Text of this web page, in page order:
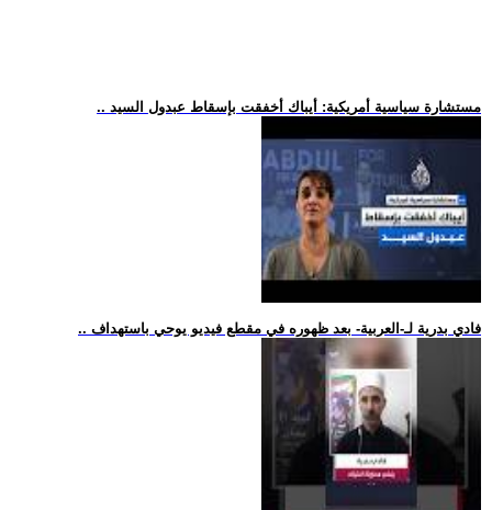
.. مستشارة سياسية أمريكية: أيباك أخفقت بإسقاط عبدول السيد
.. فادي بدرية لـ-العربية- بعد ظهوره في مقطع فيديو يوحي باستهداف